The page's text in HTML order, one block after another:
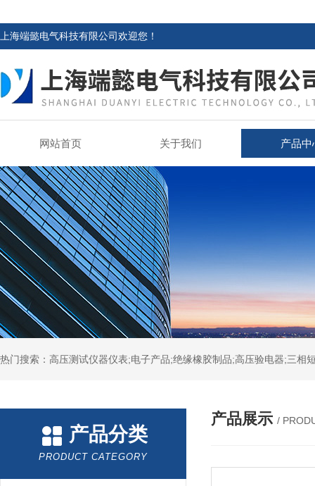
上海端懿电气科技有限公司欢迎您！
网站首页 关于我们 产品中
热门搜索：高压测试仪器仪表;电子产品;绝缘橡胶制品;高压验电器;三
产品分类
PRODUCT CATEGORY
产品展示 /